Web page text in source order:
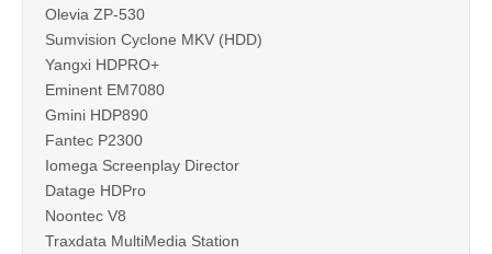
Olevia ZP-530
Sumvision Cyclone MKV (HDD)
Yangxi HDPRO+
Eminent EM7080
Gmini HDP890
Fantec P2300
Iomega Screenplay Director
Datage HDPro
Noontec V8
Traxdata MultiMedia Station